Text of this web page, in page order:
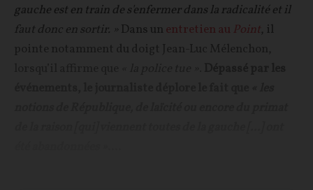
gauche est en train de s'enfermer dans la radicalité et il
faut donc en sortir. » Dans un entretien au Point, il